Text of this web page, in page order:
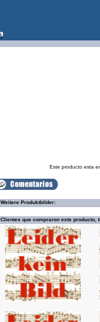
Este producto esta
Weitere Produktbilder:
Clientes que compraron este producto,